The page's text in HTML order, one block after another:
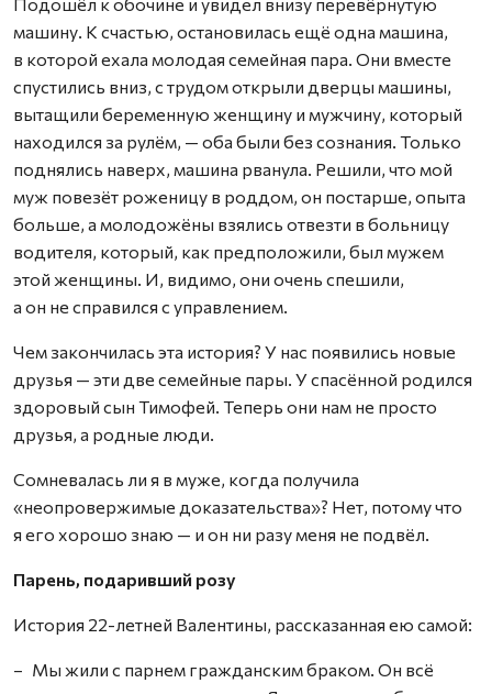
машину. К счастью, остановилась ещё одна машина,
в которой ехала молодая семейная пара. Они вместе
спустились вниз, с трудом открыли дверцы машины,
вытащили беременную женщину и мужчину, который
находился за рулём, — оба были без сознания. Только
поднялись наверх, машина рванула. Решили, что мой
муж повезёт роженицу в роддом, он постарше, опыта
больше, а молодожёны взялись отвезти в больницу
водителя, который, как предположили, был мужем
этой женщины. И, видимо, они очень спешили,
а он не справился с управлением.
Чем закончилась эта история? У нас появились новые
друзья — эти две семейные пары. У спасённой родился
здоровый сын Тимофей. Теперь они нам не просто
друзья, а родные люди.
Сомневалась ли я в муже, когда получила
«неопровержимые доказательст­ва»? Нет, потому что
я его хорошо знаю — и он ни разу меня не подвёл.
Парень, подаривший розу
История 22-летней Валентины, рассказанная ею самой:
– Мы жили с парнем гражданским браком. Он всё